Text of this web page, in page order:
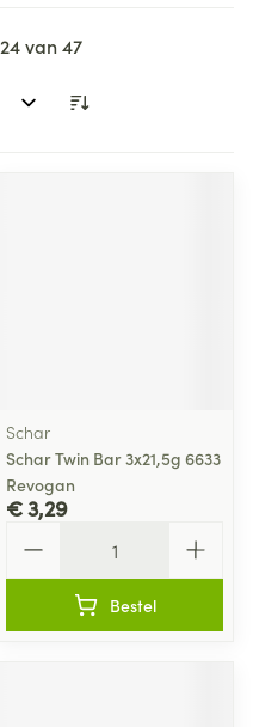
24van47
Schar
Schar Twin Bar 3x21,5g 6633
Revogan
€ 3,29
Bestel